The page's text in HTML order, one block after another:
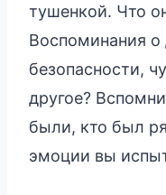
тушенкой. Что
Воспоминания
безопасности,
другое?
были, кто был
эмоции вы